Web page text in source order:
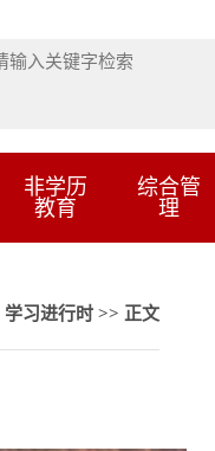
非学历
教育
综合管
理
学习进行时 >> 正文